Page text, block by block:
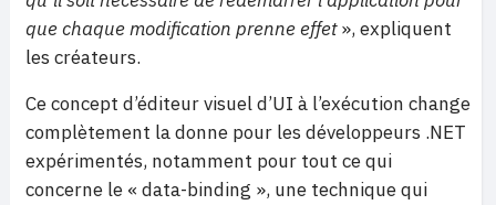
que chaque modification prenne effet», expliquent
les créateurs.
Ce concept d’éditeur visuel d’UI à l’exécution change
complètement la donne pour les développeurs .NET
expérimentés, notamment pour tout ce qui
concerne le « data-binding », une technique qui